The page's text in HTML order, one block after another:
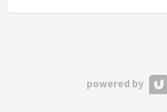
powered by